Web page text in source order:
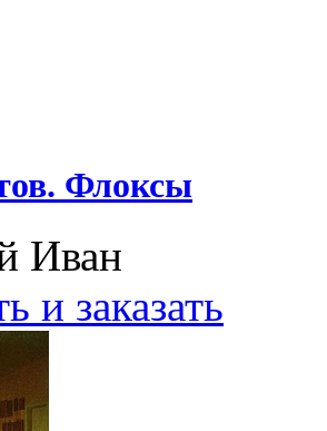
Флоксы
Иван
и заказать